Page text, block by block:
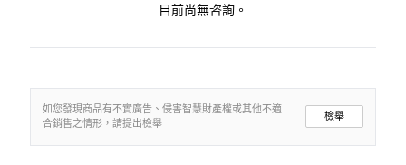
目前尚無咨詢。
如您發現商品有不實廣告、侵害智慧財產權或其他不適
合銷售之情形，請提出檢舉
檢舉